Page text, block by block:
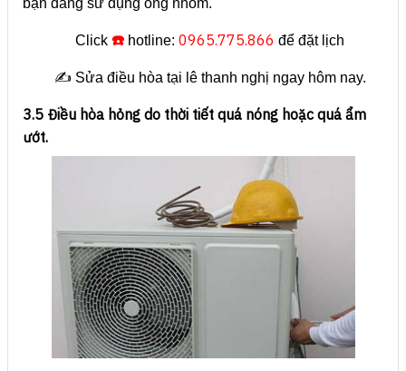
bạn đang sử dụng ống nhôm.
Click ☎️ hotline: 0965.775.866 để đặt lịch
✍️ Sửa điều hòa tại lê thanh nghị ngay hôm nay.
3.5 Điều hòa hỏng do thời tiết quá nóng hoặc quá ẩm
ướt.